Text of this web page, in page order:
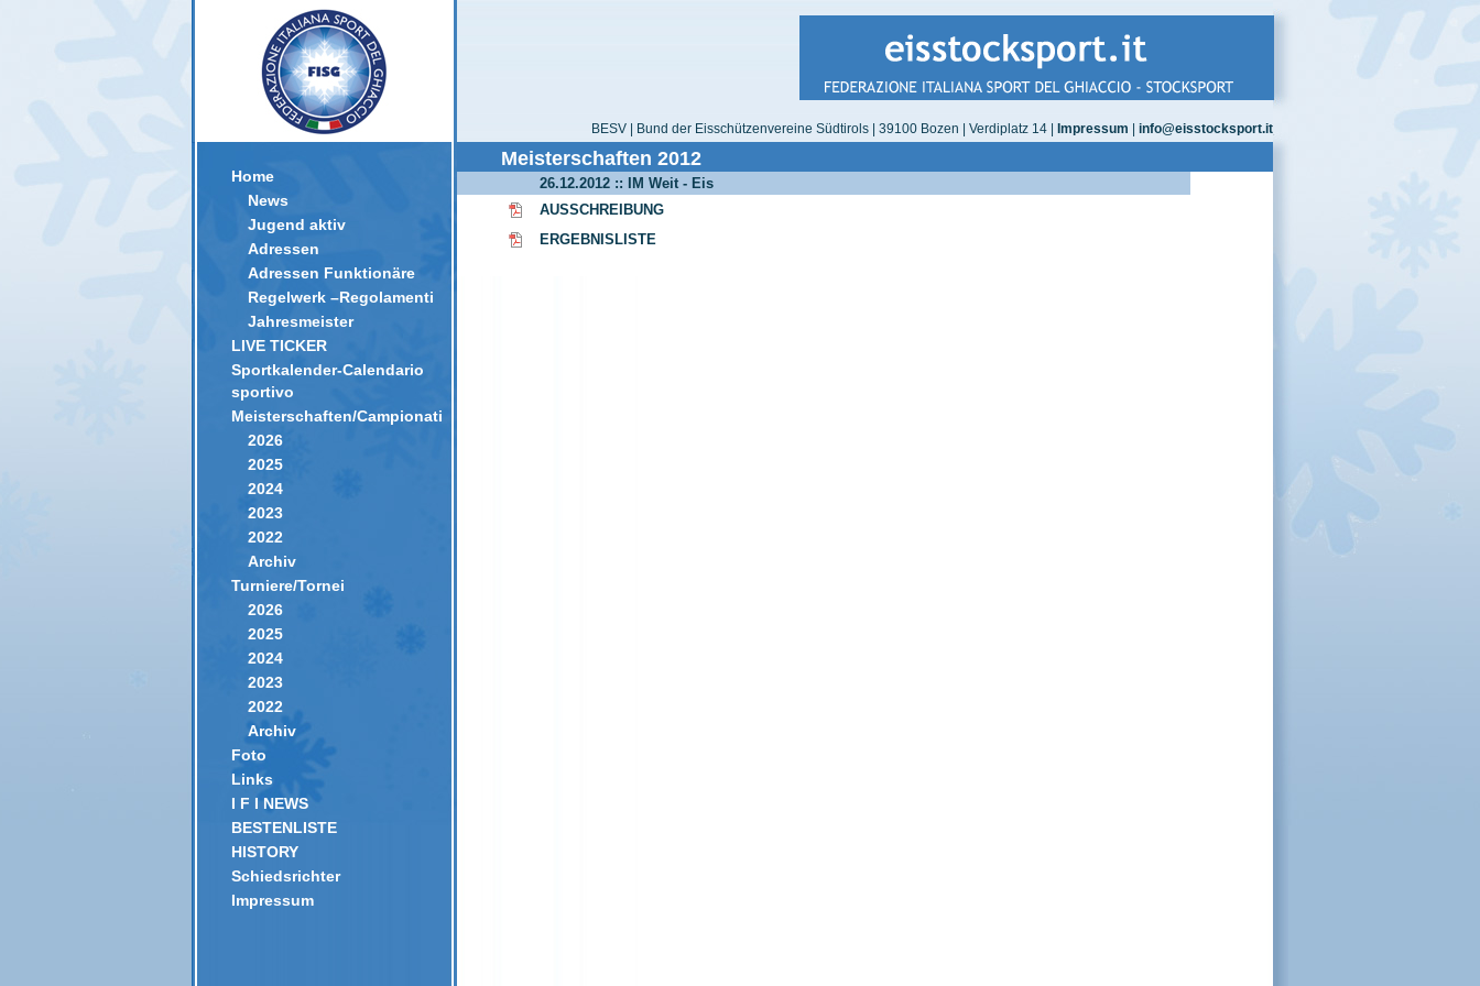
Home
News
Jugend aktiv
Adressen
Adressen Funktionäre
Regelwerk –Regolamenti
Jahresmeister
LIVE TICKER
Sportkalender-Calendario
sportivo
Meisterschaften/Campionati
2026
2025
2024
2023
2022
Archiv
Turniere/Tornei
2026
2025
2024
2023
2022
Archiv
Foto
Links
I F I NEWS
BESTENLISTE
HISTORY
Schiedsrichter
Impressum
BESV | Bund der Eisschützenvereine Südtirols | 39100 Bozen | Verdiplatz 14 | Impressum info@eisstocksport.it
Meisterschaften 2012
26.12.2012 :: IM Weit - Eis
AUSSCHREIBUNG
ERGEBNISLISTE